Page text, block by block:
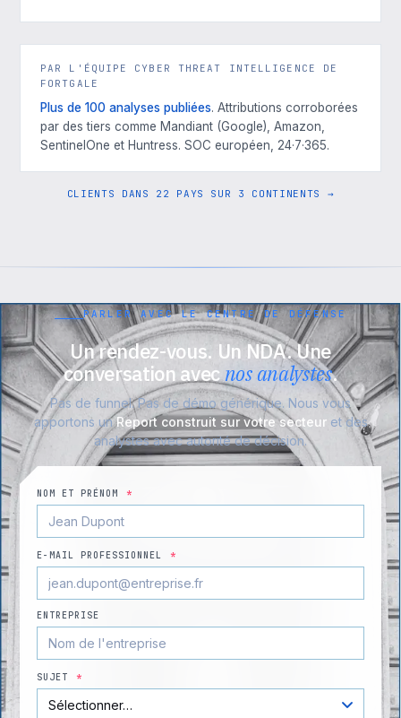
PAR L'ÉQUIPE CYBER THREAT INTELLIGENCE DE
FORTGALE
Plus de 100 analyses publiées. Attributions corroborées
par des tiers comme Mandiant (Google), Amazon,
SentinelOne et Huntress. SOC européen, 24·7·365.
CLIENTS DANS 22 PAYS SUR 3 CONTINENTS →
PARLER AVEC LE CENTRE DE DÉFENSE
Un rendez-vous. Un NDA. Une
conversation avec nos analystes.
Pas de funnel. Pas de démo générique. Nous vous
apportons unReport construit sur votre secteuret des
analystes avec autorité de décision.
NOM ET PRÉNOM *
E-MAIL PROFESSIONNEL *
ENTREPRISE
SUJET *